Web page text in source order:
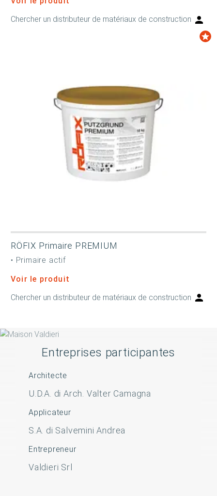
Chercher un distributeur de matériaux de construction
RÖFIX Primaire PREMIUM
• Primaire actif
Voir le produit
Chercher un distributeur de matériaux de construction
Entreprises participantes
Architecte
U.D.A. di Arch. Valter Camagna
Applicateur
S.A. di Salvemini Andrea
Entrepreneur
Valdieri Srl